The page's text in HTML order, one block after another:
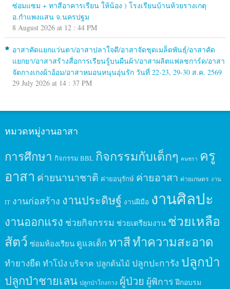
ซ่อมแซม + ทาสีอาคารเรียน ให้น้อง ) โรงเรียนบ้านห้วยรางเกตุ
อ.กำแพงแสน จ.นครปฐม
8 August 2026 at 12 : 44 PM
อาสาคัดแยกแว่นตา/อาสาปลาใจดี/อาสาจัดชุดเมล็ดพันธุ์/อาสาคัด
แยกยา/อาสาสร้างสื่อการเรียนรู้บนผืนผ้า/อาสาผลิตแฟลชการ์ด/อาสา
จัดกางเกงผ้าอ้อม/อาสาหมอนหนุนอุ่นรัก วันที่ 22-23, 29-30 ส.ค. 2569
29 July 2026 at 14 : 37 PM
หมวดหมู่งานอาสา
การศึกษา กิจกรรม BBL กิจกรรมกับเด็กๆ คนชรา ครู
อาสา ค่ายนานาชาติ ค่ายอนุรักษ์ ค่ายอาสา ค่ายเกษตร งาน
IT งานก่อสร้าง งานประดิษฐ์ งานฝีมือ งานศิลปะ
งานออกแรง ช่วยกิจกรรม ช่วยเตรียมงาน ช่วยเหลือ
สัตว์ ซ่อมห้องเรียน ดูแลเด็ก ทาสีทำความสะอาด
ทำยางยืด ทำโป่ง บริจาค ปลูกต้นไม้ ปลูกปะการัง ปลูกป่า
ปลูกป่าชายเลน ปลูกป่าโกงกาง ผู้ป่วย ผู้พิการ ฝึกอบรม